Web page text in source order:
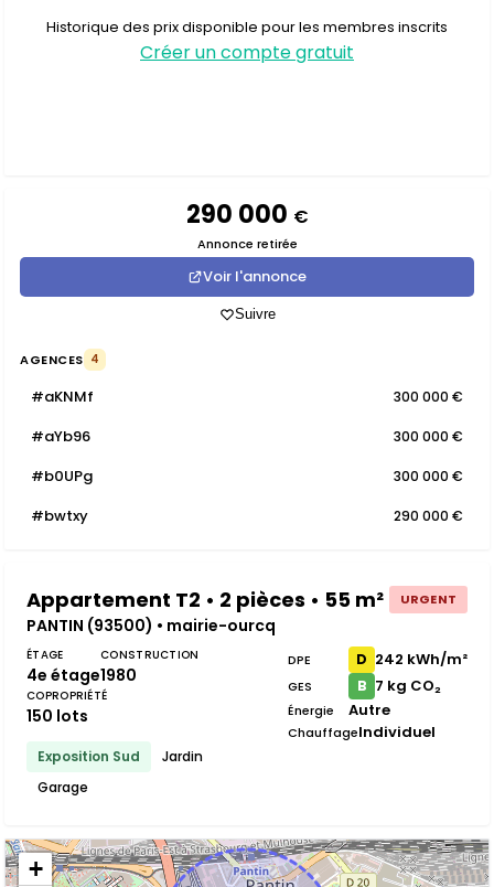
Historique des prix disponible pour les membres inscrits
Créer un compte gratuit
290 000 €
Annonce retirée
Voir l'annonce
Suivre
AGENCES 4
#aKNMf 300 000 €
#aYb96 300 000 €
#b0UPg 300 000 €
#bwtxy 290 000 €
Appartement T2 • 2 pièces • 55 m² URGENT
PANTIN (93500) • mairie-ourcq
ÉTAGE
4e étage
CONSTRUCTION
1980
COPROPRIÉTÉ
150 lots
Exposition Sud
Jardin
Garage
DPE D 242 kWh/m²
GES B 7 kg CO₂
Énergie Autre
ChauffageIndividuel
+